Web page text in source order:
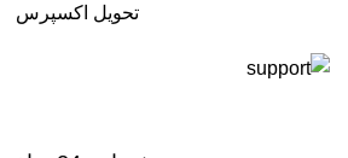
تحویل اکسپرس